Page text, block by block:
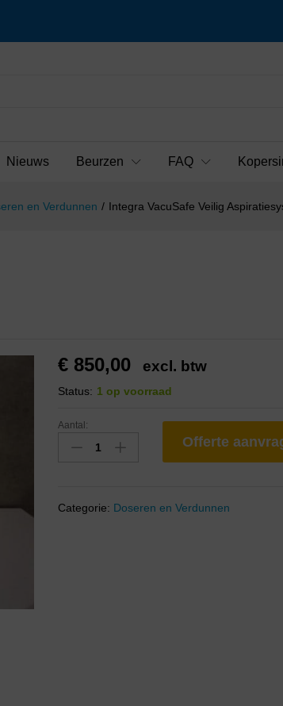
Nieuws Beurzen FAQ
en Verdunnen / Integra VacuSafe Veilig
€ 850,00 excl. btw
Status: 1 op voorraad
Aantal:
Offerte
Categorie: Doseren en Verdunnen